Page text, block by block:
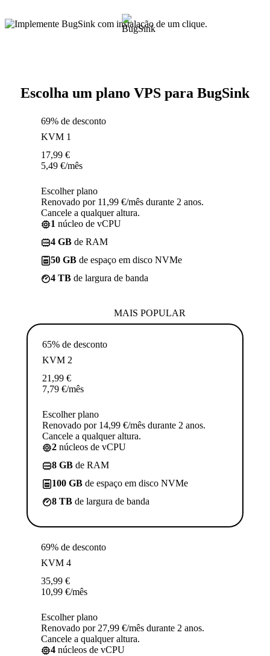
Escolha um plano VPS para BugSink
69% de desconto
KVM 1
17,99 €
5,49 €/mês
Escolher plano
Renovado por 11,99 €/mês durante 2 anos.
Cancele a qualquer altura.
1 núcleo de vCPU
4 GB de RAM
50 GB de espaço em disco NVMe
4 TB de largura de banda
MAIS POPULAR
65% de desconto
KVM 2
21,99 €
7,79 €/mês
Escolher plano
Renovado por 14,99 €/mês durante 2 anos.
Cancele a qualquer altura.
2 núcleos de vCPU
8 GB de RAM
100 GB de espaço em disco NVMe
8 TB de largura de banda
69% de desconto
KVM 4
35,99 €
10,99 €/mês
Escolher plano
Renovado por 27,99 €/mês durante 2 anos.
Cancele a qualquer altura.
4 núcleos de vCPU